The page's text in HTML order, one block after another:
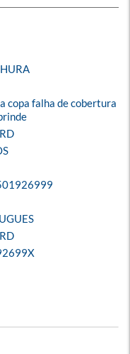
copa falha de cobertura